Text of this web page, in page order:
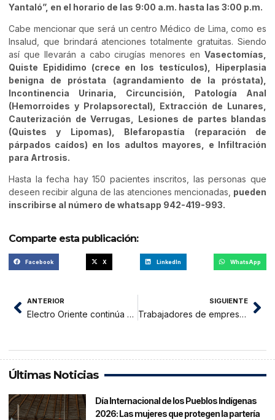
Yantaló”, en el horario de las 9:00 a.m. hasta las 3:00 p.m.
Cabe mencionar que será un centro Médico de Lima, como es
Insalud, que brindará atenciones totalmente gratuitas. Siendo
así que llevarán a cabo cirugías menores en Vasectomías,
Quiste Epididimo (crece en los testículos), Hiperplasia
benigna de próstata (agrandamiento de la próstata),
Incontinencia Urinaria, Circuncisión, Patología Anal
(Hemorroides y Prolapsorectal), Extracción de Lunares,
Cauterización de Verrugas, Lesiones de partes blandas
(Quistes y Lipomas), Blefaropastía (reparación de
párpados caídos) en los adultos mayores, e Infiltración
para Artrosis.
Hasta la fecha hay 150 pacientes inscritos, las personas que
deseen recibir alguna de las atenciones mencionadas, pueden
inscribirse al número de whatsapp 942-419-993.
Comparte esta publicación:
Facebook X LinkedIn WhatsApp
ANTERIOR
Electro Oriente continúa capacitando a estudiantes en la región San Martín
SIGUIENTE
Trabajadores de empresas Molineras en San Hilarión fueron capacitados en Seguridad y Salud en el Trabajo
Últimas Noticias
Día Internacional de los Pueblos Indígenas
2026: Las mujeres que protegen la partería